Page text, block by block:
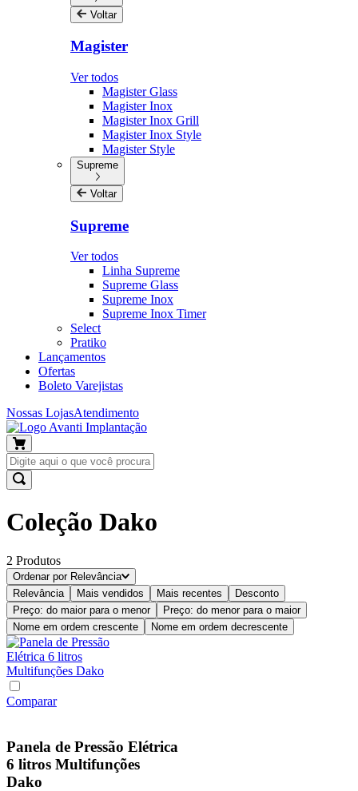
Voltar
Magister
Ver todos
Magister Glass
Magister Inox
Magister Inox Grill
Magister Inox Style
Magister Style
Supreme
Voltar
Supreme
Ver todos
Linha Supreme
Supreme Glass
Supreme Inox
Supreme Inox Timer
Select
Pratiko
Lançamentos
Ofertas
Boleto Varejistas
Nossas LojasAtendimento
Coleção Dako
2 Produtos
Ordenar por Relevância
Relevância
Mais vendidos Mais recentes
Desconto
Preço: do maior para o menor
Preço: do menor para o maior
Nome em ordem crescente
Nome em ordem decrescente
Comparar
Panela de Pressão Elétrica
6 litros Multifunções
Dako